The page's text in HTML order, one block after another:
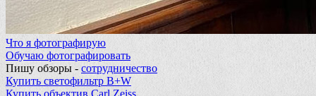
Что я фотографирую
Обучаю фотографировать
Пишу обзоры - сотрудничество
Купить светофильтр B+W
Купить объектив Carl Zeiss